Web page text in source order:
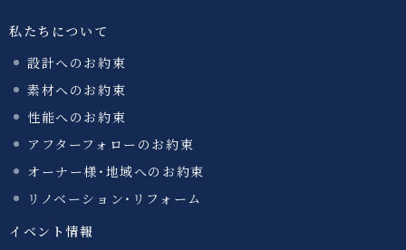
私たちについて
設計へのお約束
素材へのお約束
性能へのお約束
アフターフォローのお約束
オーナー様・地域へのお約束
リノベーション・リフォーム
イベント情報